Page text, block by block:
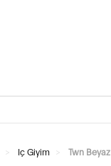
Iç Giyim Twn